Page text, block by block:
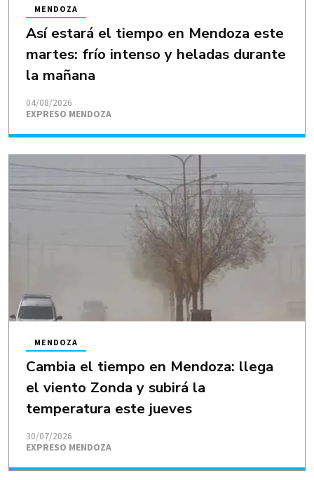
Así estará el tiempo en Mendoza este
martes: frío intenso y heladas durante
la mañana
EXPRESO MENDOZA
MENDOZA
04/08/2026
Cambia el tiempo en Mendoza: llega
el viento Zonda y subirá la
temperatura este jueves
EXPRESO MENDOZA
MENDOZA
30/07/2026